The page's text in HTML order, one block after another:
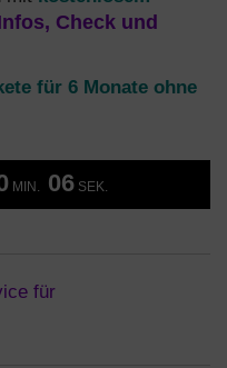
Check und
für 6 Monate ohne
MIN. 05 SEK.